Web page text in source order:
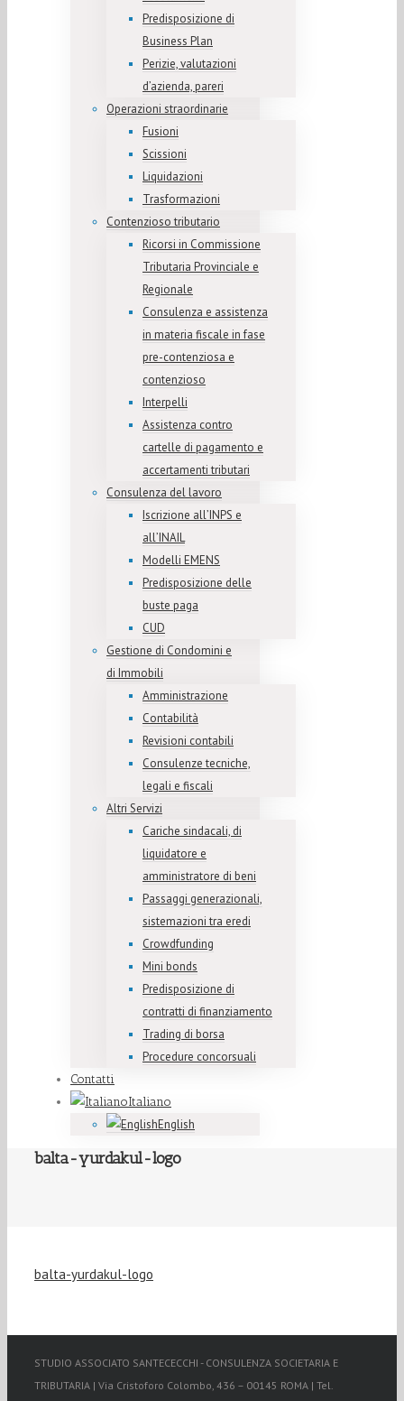
Predisposizione di
Business Plan
Perizie, valutazioni
d’azienda, pareri
Operazioni straordinarie
Fusioni
Scissioni
Liquidazioni
Trasformazioni
Contenzioso tributario
Ricorsi in Commissione
Tributaria Provinciale e
Regionale
Consulenza e assistenza
in materia fiscale in fase
pre-contenziosa e
contenzioso
Interpelli
Assistenza contro
cartelle di pagamento e
accertamenti tributari
Consulenza del lavoro
Iscrizione all’INPS e
all’INAIL
Modelli EMENS
Predisposizione delle
buste paga
CUD
Gestione di Condomini e
di Immobili
Amministrazione
Contabilità
Revisioni contabili
Consulenze tecniche,
legali e fiscali
Altri Servizi
Cariche sindacali, di
liquidatore e
amministratore di beni
Passaggi generazionali,
sistemazioni tra eredi
Crowdfunding
Mini bonds
Predisposizione di
contratti di finanziamento
Trading di borsa
Procedure concorsuali
Contatti
Italiano
English
balta-yurdakul-logo
balta-yurdakul-logo
STUDIO ASSOCIATO SANTECECCHI - CONSULENZA SOCIETARIA E
TRIBUTARIA | Via Cristoforo Colombo, 436 – 00145 ROMA | Tel.